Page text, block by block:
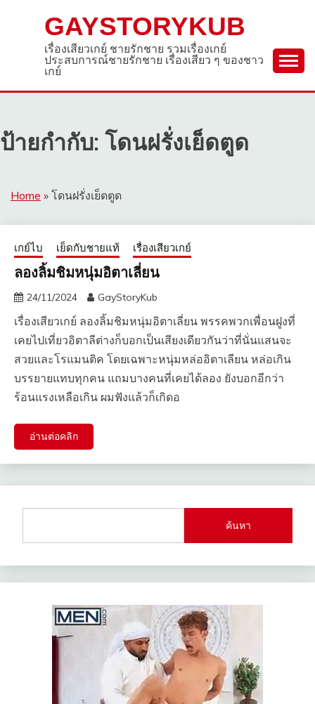
GAYSTORYKUB
เรื่องเสียวเกย์ ชายรักชาย รวมเรื่องเกย์
ประสบการณ์ชายรักชาย เรื่องเสียว ๆ ของชาว
เกย์
ป้ายกำกับ: โดนฝรั่งเย็ดตูด
Home » โดนฝรั่งเย็ดตูด
เกย์ไบ เย็ดกับชายแท้ เรื่องเสียวเกย์
ลองลิ้มชิมหนุ่มอิตาเลี่ยน
24/11/2024 GayStoryKub
เรื่องเสียวเกย์ ลองลิ้มชิมหนุ่มอิตาเลี่ยน พรรคพวกเพื่อนฝูงที่
เคยไปเที่ยวอิตาลีต่างก็บอกเป็นเสียงเดียวกันว่าที่นั่นแสนจะ
สวยและโรแมนติค โดยเฉพาะหนุ่มหล่ออิตาเลียน หล่อเกิน
บรรยายแทบทุกคน แถมบางคนที่เคยได้ลอง ยังบอกอีกว่า
ร้อนแรงเหลือเกิน ผมฟังแล้วก็เกิดอ
อ่านต่อคลิก
ค้นหา